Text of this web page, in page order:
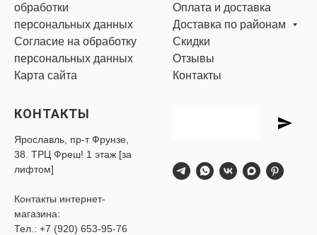
обработки
персональных данных
Согласие на обработку
персональных данных
Карта сайта
Оплата и доставка
Доставка по районам
Скидки
Отзывы
Контакты
КОНТАКТЫ
Ярославль, пр-т Фрунзе,
38. ТРЦ Фреш! 1 этаж [за
лифтом]
Контакты интернет-
магазина:
Тел.: +7 (920) 653-95-76